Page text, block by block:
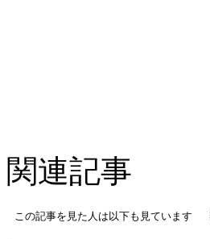
関連記事
この記事を見た人は以下も見ています